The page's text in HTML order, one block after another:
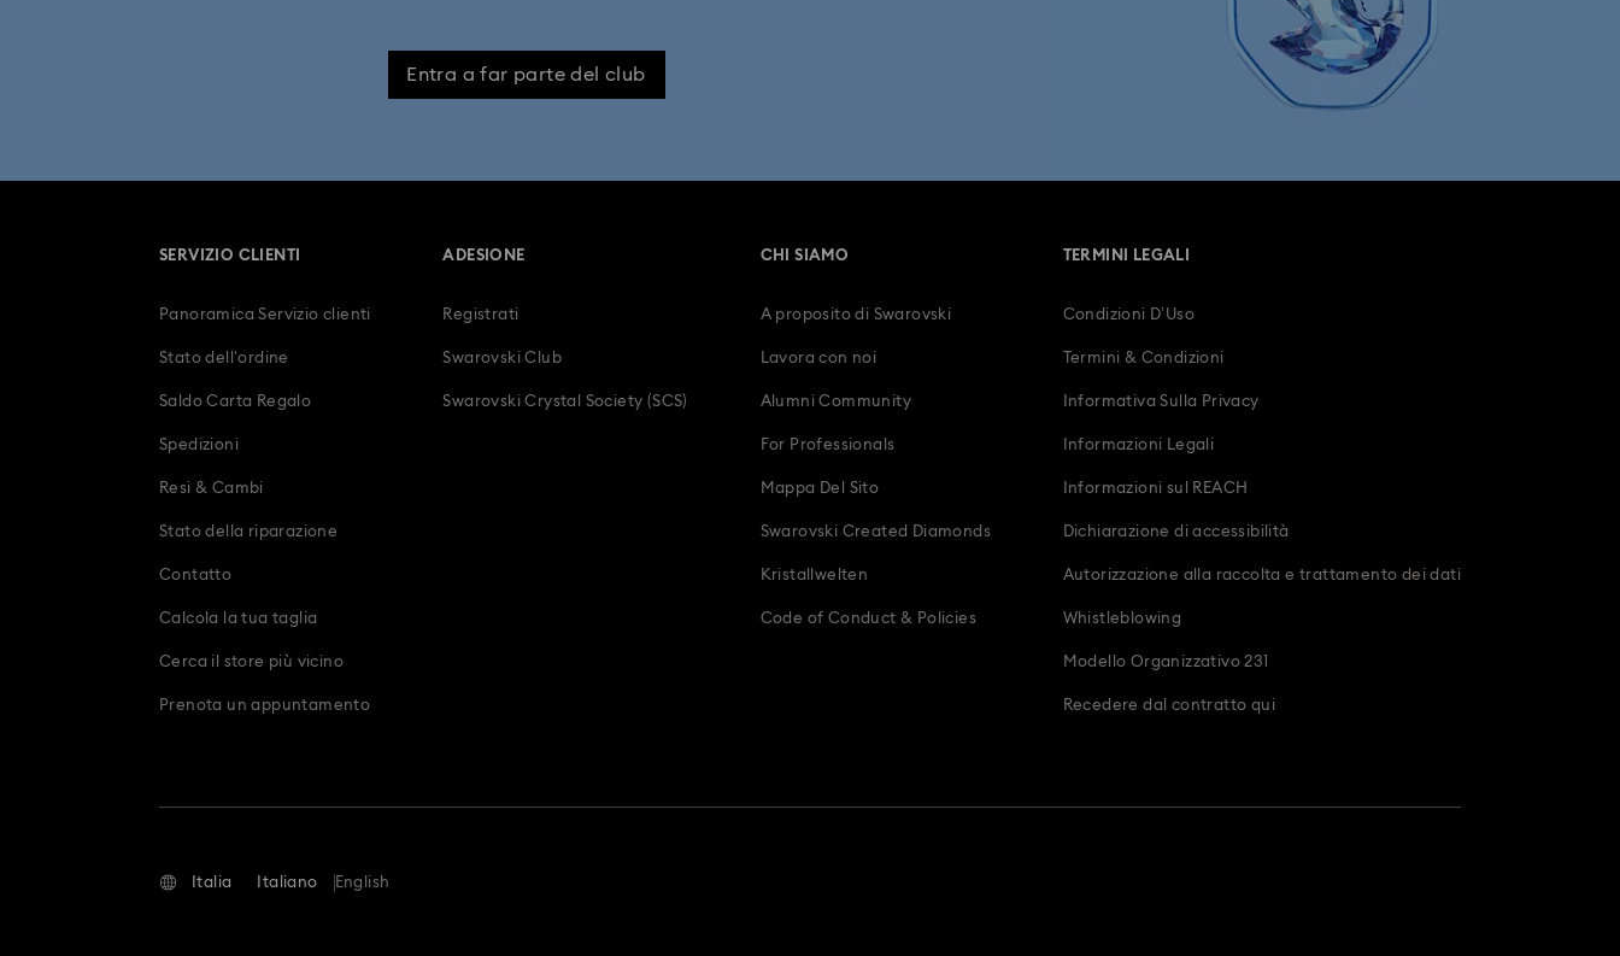
Orologi intramontabili
Entra a far parte del club
SERVIZIO CLIENTI
Panoramica Servizio clienti
Stato dell'ordine
Saldo Carta Regalo
Spedizioni
Resi & Cambi
Stato della riparazione
Contatto
Calcola la tua taglia
Cerca il store più vicino
Prenota un appuntamento
ADESIONE
Registrati
Swarovski Club
Swarovski Crystal Society (SCS)
CHI SIAMO
A proposito di Swarovski
Lavora con noi
Alumni Community
For Professionals
Mappa Del Sito
Swarovski Created Diamonds
Kristallwelten
Code of Conduct & Policies
TERMINI LEGALI
Condizioni D’Uso
Termini & Condizioni
Informativa Sulla Privacy
Informazioni Legali
Informazioni sul REACH
Dichiarazione di accessibilità
Autorizzazione alla raccolta e trattamento dei dati
Whistleblowing
Modello Organizzativo 231
Recedere dal contratto qui
Italia Italiano English